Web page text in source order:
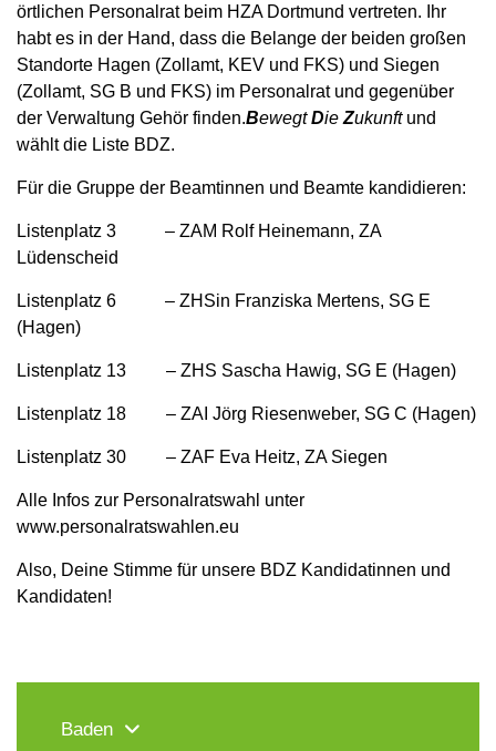
örtlichen Personalrat beim HZA Dortmund vertreten. Ihr
habt es in der Hand, dass die Belange der beiden großen
Standorte Hagen (Zollamt, KEV und FKS) und Siegen
(Zollamt, SG B und FKS) im Personalrat und gegenüber
der Verwaltung Gehör finden.BewegtDie Zukunftund
wählt die Liste BDZ.
Für die Gruppe der Beamtinnen und Beamte kandidieren:
Listenplatz 3 – ZAM Rolf Heinemann, ZA
Lüdenscheid
Listenplatz 6 – ZHSin Franziska Mertens, SG E
(Hagen)
Listenplatz 13 – ZHS Sascha Hawig, SG E (Hagen)
Listenplatz 18 – ZAI Jörg Riesenweber, SG C (Hagen)
Listenplatz 30 – ZAF Eva Heitz, ZA Siegen
Alle Infos zur Personalratswahl unter
www.personalratswahlen.eu
Also, Deine Stimme für unsere BDZ Kandidatinnen und
Kandidaten!
Baden